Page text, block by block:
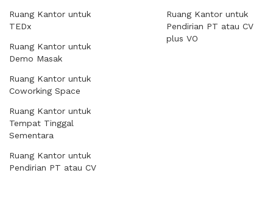
Ruang Kantor untuk
TEDx
Ruang Kantor untuk
Demo Masak
Ruang Kantor untuk
Coworking Space
Ruang Kantor untuk
Tempat Tinggal
Sementara
Ruang Kantor untuk
Pendirian PT atau CV
Ruang Kantor untuk
Pendirian PT atau CV
plus VO